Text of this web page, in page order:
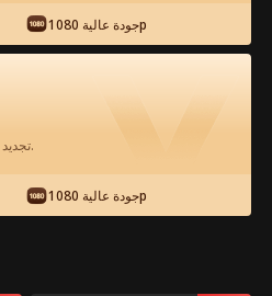
الحلقة 23 - صفقة مع الملياردير الفيلم كامل
جميع الحلقات
جودة عالية 1080p
تجديد تلقائي. يمكنك الإلغاء في أي وقت.
جودة عالية 1080p